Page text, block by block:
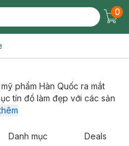
0
phẩm Hàn Quốc ra mắt
tín đồ làm đẹp với các sản
Danh mục Deals